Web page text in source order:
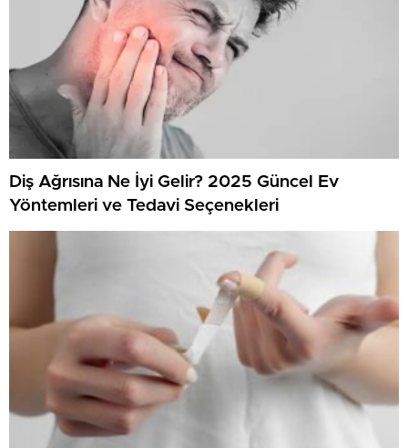
Diş Ağrısına Ne İyi Gelir? 2025 Güncel Ev
Yöntemleri ve Tedavi Seçenekleri